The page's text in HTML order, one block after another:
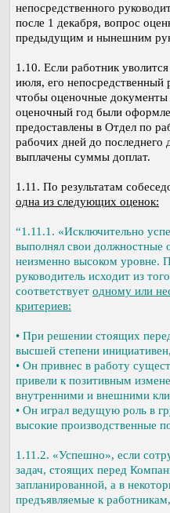
непосредственного
после 1 декабря, вопрос
предыдущим и нынешним
1.10. Если работник
июля, его непосредственный
чтобы оценочные документы
оценочный год были
предоставлены в Отдел по
рабочих дней до
выплачены суммы доплат.
1.11. По результатам
одна из следующих оценок:
“1.11.1. «Исключительно
выполнял свои должностные
неизменно высоком уровне.
руководитель исходит из
соответствует одному или
критериев:
• При решении стоящих
высшей степени
• Он привнес в работу
привели к позитивным
внутренними и внешними
• Он играл ведущую роль в
высокие производственные
1.11.2. «Успешно», если
задач, стоящих перед
запланированной, а в
предъявляемые к